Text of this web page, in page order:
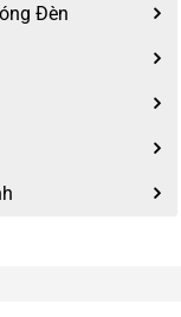
Đèn